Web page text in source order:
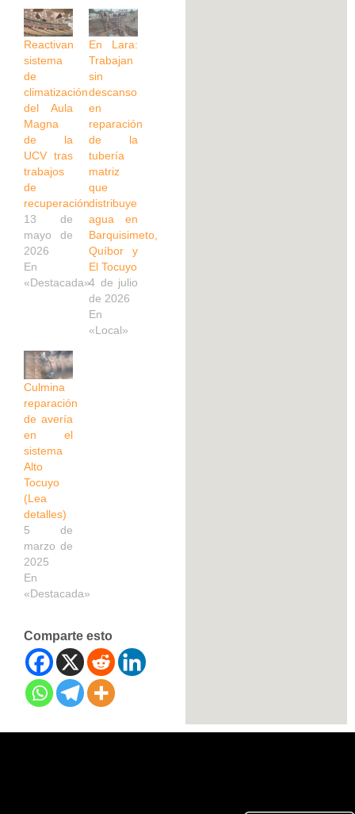
Reactivan
sistema
de
climatización
del Aula
Magna
de la
UCV tras
trabajos
de
recuperación
13 de
mayo de
2026
En
«Destacada»
En Lara:
Trabajan
sin
descanso
en
reparación
de la
tubería
matriz
que
distribuye
agua en
Barquisimeto,
Quíbor y
El Tocuyo
4 de julio
de 2026
En
«Local»
Culmina
reparación
de avería
en el
sistema
Alto
Tocuyo
(Lea
detalles)
5 de
marzo de
2025
En
«Destacada»
Comparte esto